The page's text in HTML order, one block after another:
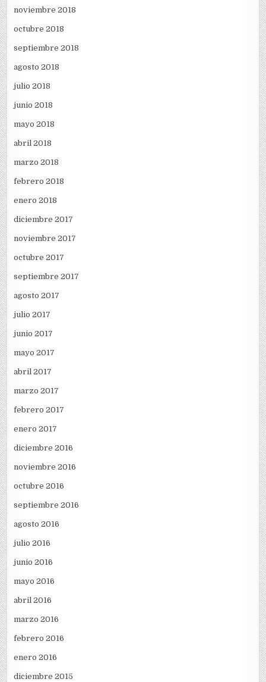
noviembre 2018
octubre 2018
septiembre 2018
agosto 2018
julio 2018
junio 2018
mayo 2018
abril 2018
marzo 2018
febrero 2018
enero 2018
diciembre 2017
noviembre 2017
octubre 2017
septiembre 2017
agosto 2017
julio 2017
junio 2017
mayo 2017
abril 2017
marzo 2017
febrero 2017
enero 2017
diciembre 2016
noviembre 2016
octubre 2016
septiembre 2016
agosto 2016
julio 2016
junio 2016
mayo 2016
abril 2016
marzo 2016
febrero 2016
enero 2016
diciembre 2015